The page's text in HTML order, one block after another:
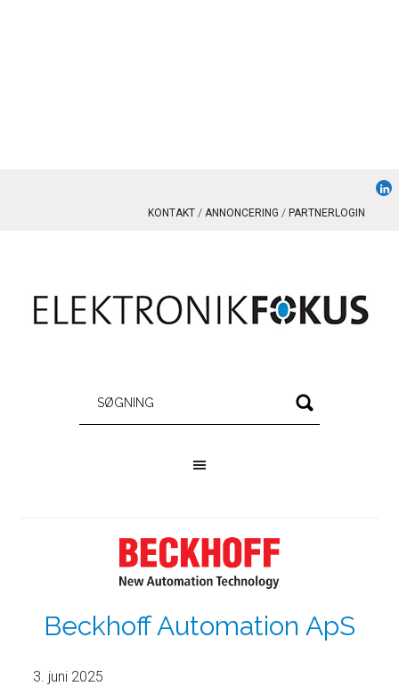
KONTAKT ANNONCERING PARTNERLOGIN
Beckhoff Automation ApS
3. juni 2025